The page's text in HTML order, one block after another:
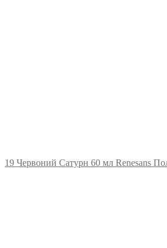
19 Червоний Сатурн 60 мл Renesans